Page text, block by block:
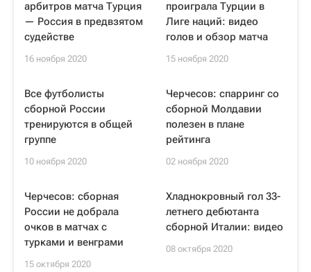
арбитров матча Турция
— Россия в предвзятом
судействе
16 ноября 2020
проиграла Турции в
Лиге наций: видео
голов и обзор матча
15 ноября 2020
Все футболисты
сборной России
тренируются в общей
группе
10 ноября 2020
Черчесов: спарринг со
сборной Молдавии
полезен в плане
рейтинга
02 ноября 2020
Черчесов: сборная
России не добрала
очков в матчах с
турками и венграми
15 октября 2020
Хладнокровный гол 33-
летнего дебютанта
сборной Италии: видео
08 октября 2020